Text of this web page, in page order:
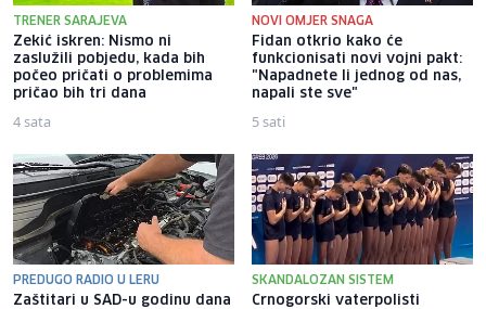
TRENER SARAJEVA
Zekić iskren: Nismo ni
zaslužili pobjedu, kada bih
počeo pričati o problemima
pričao bih tri dana
4 sata
NOVI OMJER SNAGA
Fidan otkrio kako će
funkcionisati novi vojni pakt:
"Napadnete li jednog od nas,
napali ste sve"
5 sati
PREDUGO RADIO U LERU
Zaštitari u SAD-u godinu dana
SKANDALOZAN SISTEM
Crnogorski vaterpolisti